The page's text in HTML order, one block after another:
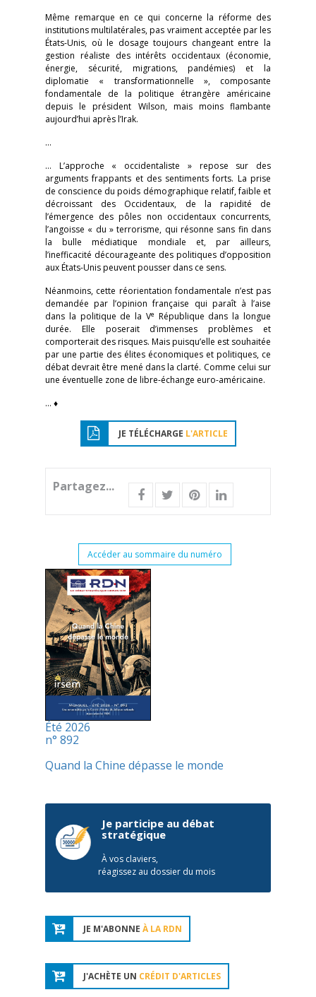
Même remarque en ce qui concerne la réforme des
institutions multilatérales, pas vraiment acceptée par les
États-Unis, où le dosage toujours changeant entre la
gestion réaliste des intérêts occidentaux (économie,
énergie, sécurité, migrations, pandémies) et la
diplomatie « transformationnelle », composante
fondamentale de la politique étrangère américaine
depuis le président Wilson, mais moins flambante
aujourd’hui après l’Irak.
…
… L’approche « occidentaliste » repose sur des
arguments frappants et des sentiments forts. La prise
de conscience du poids démographique relatif, faible et
décroissant des Occidentaux, de la rapidité de
l’émergence des pôles non occidentaux concurrents,
l’angoisse « du » terrorisme, qui résonne sans fin dans
la bulle médiatique mondiale et, par ailleurs,
l’inefficacité décourageante des politiques d’opposition
aux États-Unis peuvent pousser dans ce sens.
Néanmoins, cette réorientation fondamentale n’est pas
demandée par l’opinion française qui paraît à l’aise
dans la politique de la VeRépublique dans la longue
durée. Elle poserait d’immenses problèmes et
comporterait des risques. Mais puisqu’elle est souhaitée
par une partie des élites économiques et politiques, ce
débat devrait être mené dans la clarté. Comme celui sur
une éventuelle zone de libre-échange euro-américaine.
… ♦
JE TÉLÉCHARGE L'ARTICLE
Partagez...
Accéder au sommaire du numéro
Été 2026
n° 892
Quand la Chine dépasse le monde
Je participe au débat
stratégique
À vos claviers,
réagissez au dossier du mois
JE M'ABONNE À LA RDN
J'ACHÈTE UN CRÉDIT D'ARTICLES